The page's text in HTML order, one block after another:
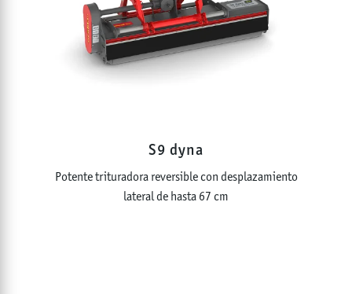
S9 dyna
Potente trituradora reversible con desplazamiento
lateral de hasta 67 cm